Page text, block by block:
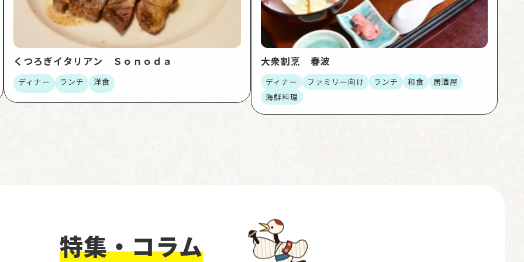
くつろぎイタリアン Ｓｏｎｏｄａ
ディナー ランチ 洋食
大衆割烹 春波
ディナー ファミリー向け ランチ 和食
居酒屋
海鮮料理
特集・コラム